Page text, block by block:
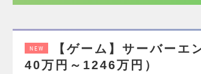
NEW
【ゲーム】サーバーエ
40万円～1246万円）